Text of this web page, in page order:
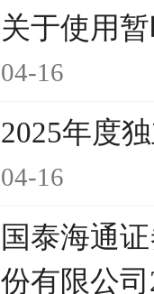
关于使用
04-16
2025年度
04-16
国泰海通
份有限公